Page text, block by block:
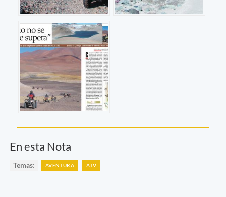
En esta Nota
Temas: AVENTURA ATV